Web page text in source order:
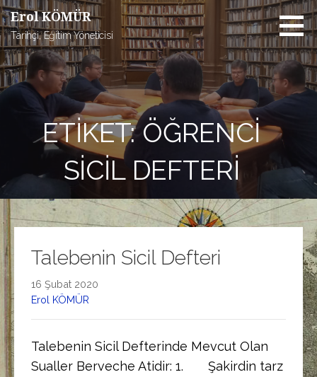
İçeriğe
atla
Erol KÖMÜR
Tarihçi, Eğitim Yöneticisi
ETIKET: ÖĞRENCI
SICIL DEFTERI
Talebenin Sicil Defteri
16 Şubat 2020
Erol KÖMÜR
Talebenin Sicil Defterinde Mevcut Olan
Sualler Berveche Atidir: 1. Şakirdin tarz